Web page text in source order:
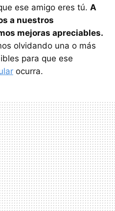
ese amigo eres tú. A
a nuestros
mejoras apreciables.
olvidando una o más
para que ese
ocurra.